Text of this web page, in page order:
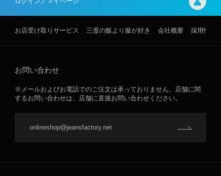
お店受け取りサービス 三度の飯より服が好き 会社概要 採用情報
お問い合わせ
※メールおよびお電話でのご注文は承っておりません。店舗に関
するお問い合わせは、店舗に直接お問い合わせください。
onlineshop@jeansfactory.net